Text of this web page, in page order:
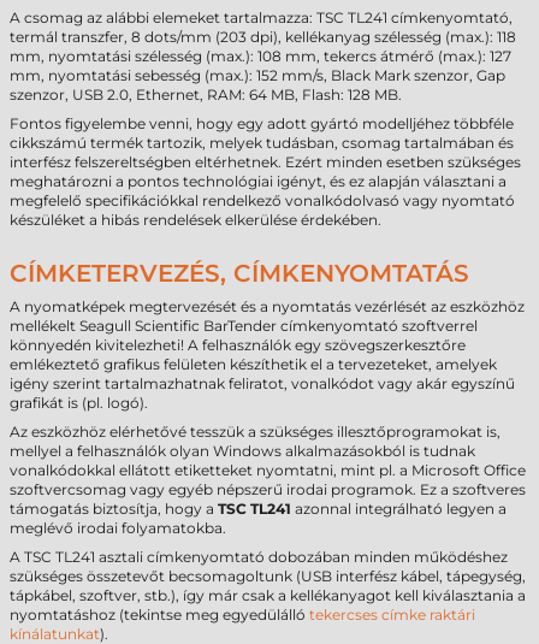
A csomag az alábbi elemeket tartalmazza: TSC TL241 címkenyomtató,
termál transzfer, 8 dots/mm (203 dpi), kellékanyag szélesség (max.): 118
mm, nyomtatási szélesség (max.): 108 mm, tekercs átmérő (max.): 127
mm, nyomtatási sebesség (max.): 152 mm/s, Black Mark szenzor, Gap
szenzor, USB 2.0, Ethernet, RAM: 64 MB, Flash: 128 MB.
Fontos figyelembe venni, hogy egy adott gyártó modelljéhez többféle
cikkszámú termék tartozik, melyek tudásban, csomag tartalmában és
interfész felszereltségben eltérhetnek. Ezért minden esetben szükséges
meghatározni a pontos technológiai igényt, és ez alapján választani a
megfelelő specifikációkkal rendelkező vonalkódolvasó vagy nyomtató
készüléket a hibás rendelések elkerülése érdekében.
CÍMKETERVEZÉS, CÍMKENYOMTATÁS
A nyomatképek megtervezését és a nyomtatás vezérlését az eszközhöz
mellékelt Seagull Scientific BarTender címkenyomtató szoftverrel
könnyedén kivitelezheti! A felhasználók egy szövegszerkesztőre
emlékeztető grafikus felületen készíthetik el a tervezeteket, amelyek
igény szerint tartalmazhatnak feliratot, vonalkódot vagy akár egyszínű
grafikát is (pl. logó).
Az eszközhöz elérhetővé tesszük a szükséges illesztőprogramokat is,
mellyel a felhasználók olyan Windows alkalmazásokból is tudnak
vonalkódokkal ellátott etiketteket nyomtatni, mint pl. a Microsoft Office
szoftvercsomag vagy egyéb népszerű irodai programok. Ez a szoftveres
támogatás biztosítja, hogy a TSC TL241 azonnal integrálható legyen a
meglévő irodai folyamatokba.
A TSC TL241 asztali címkenyomtató dobozában minden működéshez
szükséges összetevőt becsomagoltunk (USB interfész kábel, tápegység,
tápkábel, szoftver, stb.), így már csak a kellékanyagot kell kiválasztania a
nyomtatáshoz (tekintse meg egyedülálló tekercses címke raktári
kínálatunkat).